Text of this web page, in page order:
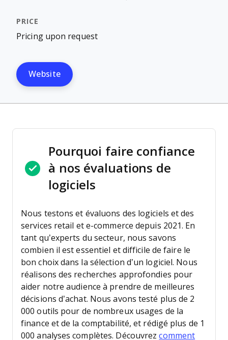
Pricing upon request
Website
Pourquoi faire confiance
à nos évaluations de
logiciels
Nous testons et évaluons des logiciels et des
services retail et e-commerce depuis 2021. En
tant qu’experts du secteur, nous savons
combien il est essentiel et difficile de faire le
bon choix dans la sélection d’un logiciel. Nous
réalisons des recherches approfondies pour
aider notre audience à prendre de meilleures
décisions d’achat. Nous avons testé plus de 2
000 outils pour de nombreux usages de la
finance et de la comptabilité, et rédigé plus de 1
000 analyses complètes. Découvrezcomment